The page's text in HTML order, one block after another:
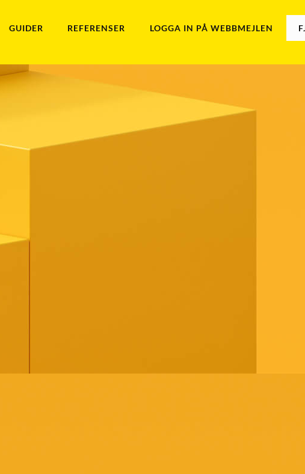
GUIDER REFERENSER LOGGA IN PÅ WEBBMEJLEN